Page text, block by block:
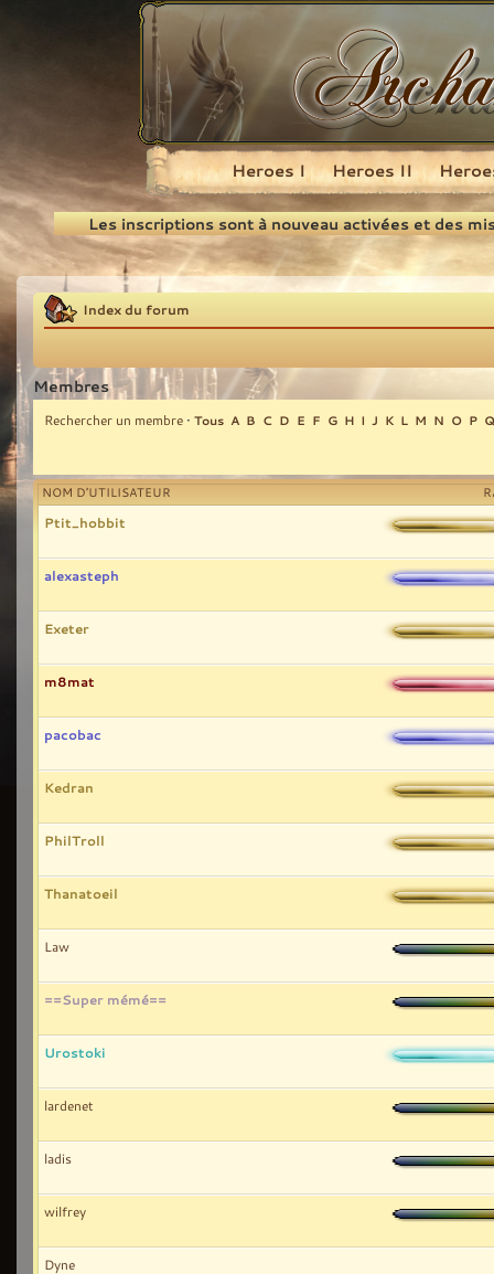
Recherche
Heroes I Heroes II
Les inscriptions sont à nouveau activées et des
Index du forum
Membres
Rechercher un membre • Tous A B C D E F G H I J K L M N O P Q
NOM D’UTILISATEUR
Ptit_hobbit
alexasteph
Exeter
m8mat
pacobac
Kedran
PhilTroll
Thanatoeil
Law
==Super mémé==
Urostoki
lardenet
ladis
wilfrey
Dyne